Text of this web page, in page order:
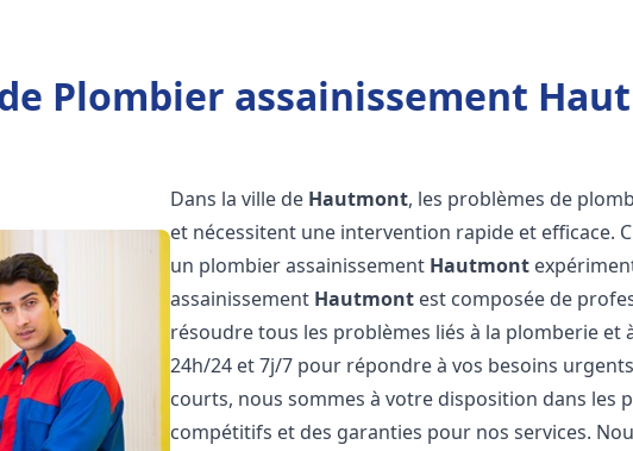
Plombier assainissement
Dans la ville de Hautmont, les problèmes de
et nécessitent une intervention rapide et efficace.
un plombier assainissement Hautmont
assainissement Hautmont est composée de
résoudre tous les problèmes liés à la plomberie et
24h/24 et 7j/7 pour répondre à vos besoins
courts, nous sommes à votre disposition dans les
compétitifs et des garanties pour nos services.